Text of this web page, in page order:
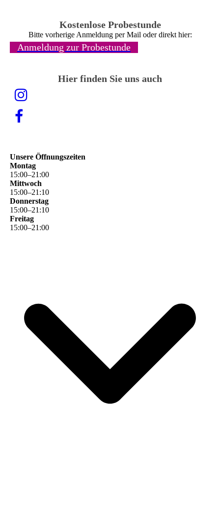
Kostenlose Probestunde
Bitte vorherige Anmeldung per Mail oder direkt hier:
Anmeldung zur Probestunde
Hier finden Sie uns auch
Unsere Öffnungszeiten
Montag
15:00–21 :00
Mittwoch
15:00–21 :10
Donnerstag
15:00–21 :10
Freitag
15:00–21 :00